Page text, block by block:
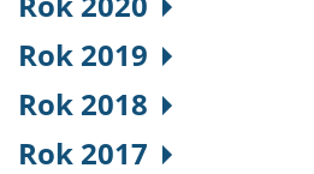
Rok 2019
Rok 2018
Rok 2017